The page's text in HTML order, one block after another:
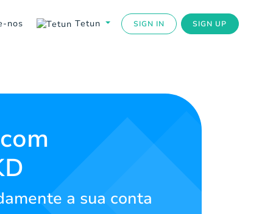
nos Tetun SIGN IN SIGN UP
a sua conta